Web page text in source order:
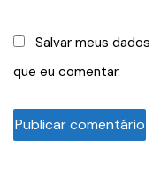
Salvar meus
que eu comentar.